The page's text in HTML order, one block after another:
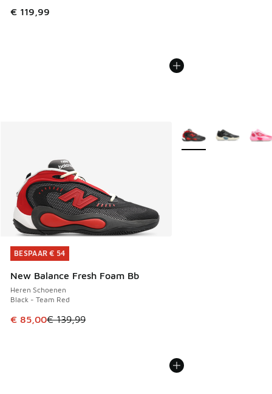
€ 119,99
BESPAAR € 54
New Balance Fresh Foam Bb
Heren Schoenen
Black - Team Red
Dit artikel is in de uitverkoop. Dit artikel is in de
€ 85,00€ 139,99
BESPAAR € 54
Meer kleuren